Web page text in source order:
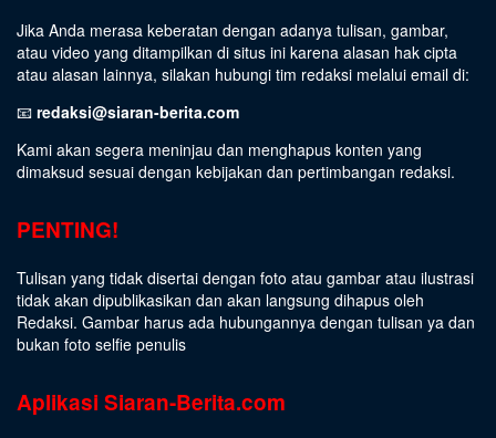
Jika Anda merasa keberatan dengan adanya tulisan, gambar,
atau video yang ditampilkan di situs ini karena alasan hak cipta
atau alasan lainnya, silakan hubungi tim redaksi melalui email di:
📧 redaksi@siaran-berita.com
Kami akan segera meninjau dan menghapus konten yang
dimaksud sesuai dengan kebijakan dan pertimbangan redaksi.
PENTING!
Tulisan yang tidak disertai dengan foto atau gambar atau ilustrasi
tidak akan dipublikasikan dan akan langsung dihapus oleh
Redaksi. Gambar harus ada hubungannya dengan tulisan ya dan
bukan foto selfie penulis
Aplikasi Siaran-Berita.com